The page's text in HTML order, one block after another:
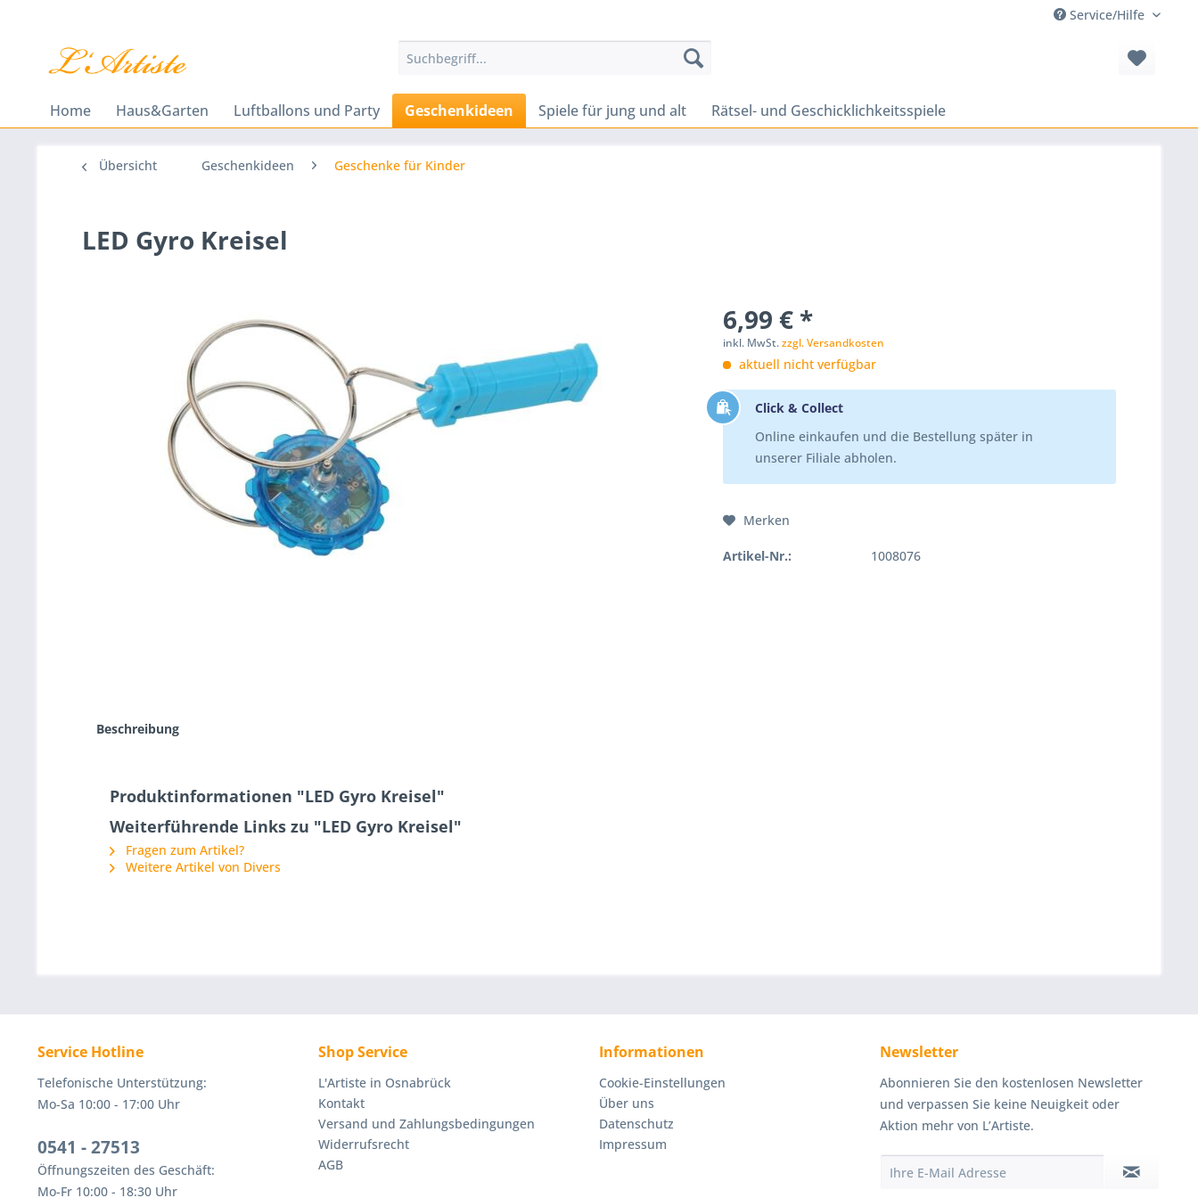
Service/Hilfe
Home Haus&Garten Luftballons und Party Geschenkideen Spiele für jung und alt Rätsel- und Geschicklichkeitsspiele
Übersicht Geschenkideen Geschenke für Kinder
LED Gyro Kreisel
6,99 € *
inkl. MwSt.zzgl. Versandkosten
aktuell nicht verfügbar
Click & Collect
Online einkaufen und die Bestellung später in
unserer Filiale abholen.
Merken
Artikel-Nr.: 1008076
Beschreibung
Produktinformationen "LED Gyro Kreisel"
Weiterführende Links zu "LED Gyro Kreisel"
Fragen zum Artikel?
Weitere Artikel von Divers
Service Hotline
Telefonische Unterstützung:
Mo-Sa 10:00 - 17:00 Uhr
0541 - 27513
Öffnungszeiten des Geschäft:
Mo-Fr 10:00 - 18:30 Uhr
Shop Service
L'Artiste in Osnabrück
Kontakt
Versand und Zahlungsbedingungen
Widerrufsrecht
AGB
Informationen
Cookie-Einstellungen
Über uns
Datenschutz
Impressum
Newsletter
Abonnieren Sie den kostenlosen Newsletter
und verpassen Sie keine Neuigkeit oder
Aktion mehr von L’Artiste.